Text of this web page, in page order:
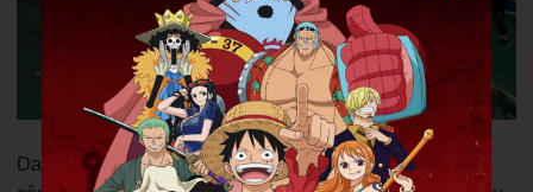
Danh sách trên phản ánh khá đầy đủ bức tranh hệ thống